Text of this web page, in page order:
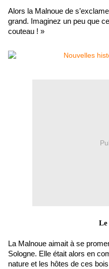
Alors la Malnoue de
grand. Imaginez un peu que
couteau ! »
Le
La Malnoue aimait à se
Sologne. Elle était alors en
nature et les hôtes de ces